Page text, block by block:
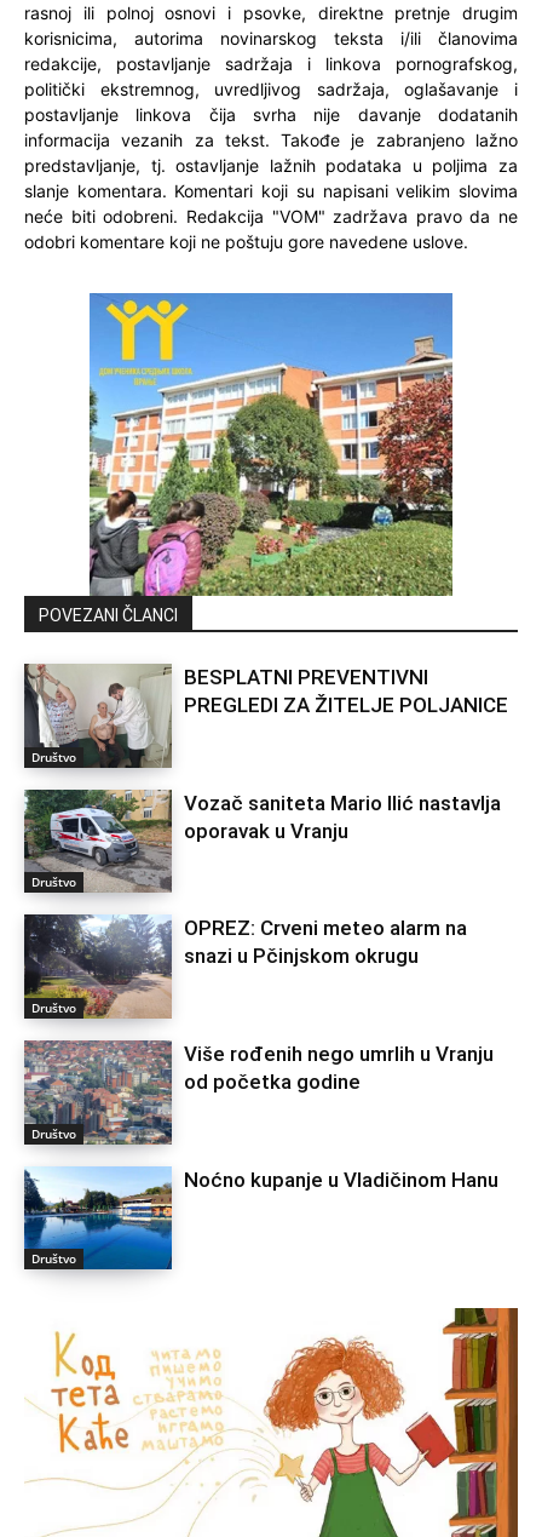
rasnoj ili polnoj osnovi i psovke, direktne pretnje drugim
korisnicima, autorima novinarskog teksta i/ili članovima
redakcije, postavljanje sadržaja i linkova pornografskog,
politički ekstremnog, uvredljivog sadržaja, oglašavanje i
postavljanje linkova čija svrha nije davanje dodatanih
informacija vezanih za tekst. Takođe je zabranjeno lažno
predstavljanje, tj. ostavljanje lažnih podataka u poljima za
slanje komentara. Komentari koji su napisani velikim slovima
neće biti odobreni. Redakcija "VOM" zadržava pravo da ne
odobri komentare koji ne poštuju gore navedene uslove.
POVEZANI ČLANCI
Društvo
BESPLATNI PREVENTIVNI
PREGLEDI ZA ŽITELJE POLJANICE
Društvo
Vozač saniteta Mario Ilić nastavlja
oporavak u Vranju
Društvo
OPREZ: Crveni meteo alarm na
snazi u Pčinjskom okrugu
Društvo
Više rođenih nego umrlih u Vranju
od početka godine
Društvo
Noćno kupanje u Vladičinom Hanu